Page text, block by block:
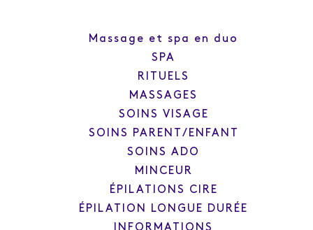
Massage et spa en duo
SPA
RITUELS
MASSAGES
SOINS VISAGE
SOINS PARENT/ENFANT
SOINS ADO
MINCEUR
ÉPILATIONS CIRE
ÉPILATION LONGUE DURÉE
INFORMATIONS